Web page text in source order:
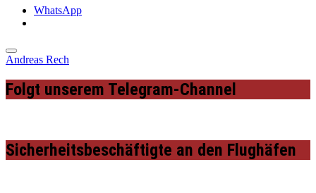
WhatsApp
Andreas Rech
Folgt unserem Telegram-Channel
Sicherheitsbeschäftigte an den Flughäfen